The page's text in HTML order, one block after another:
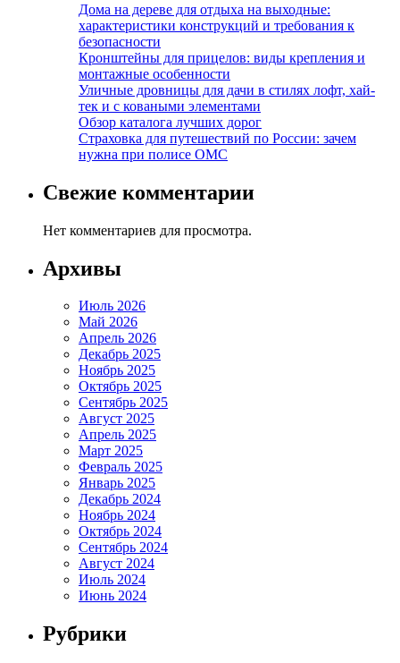
Дома на дереве для отдыха на выходные:
характеристики конструкций и требования к
безопасности
Кронштейны для прицелов: виды крепления и
монтажные особенности
Уличные дровницы для дачи в стилях лофт, хай-
тек и с коваными элементами
Обзор каталога лучших дорог
Страховка для путешествий по России: зачем
нужна при полисе ОМС
Свежие комментарии
Нет комментариев для просмотра.
Архивы
Июль 2026
Май 2026
Апрель 2026
Декабрь 2025
Ноябрь 2025
Октябрь 2025
Сентябрь 2025
Август 2025
Апрель 2025
Март 2025
Февраль 2025
Январь 2025
Декабрь 2024
Ноябрь 2024
Октябрь 2024
Сентябрь 2024
Август 2024
Июль 2024
Июнь 2024
Рубрики